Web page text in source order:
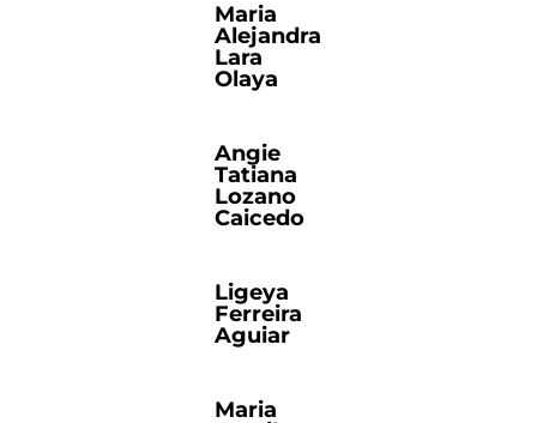
Maria
Alejandra
Lara
Olaya
Angie
Tatiana
Lozano
Caicedo
Ligeya
Ferreira
Aguiar
Maria